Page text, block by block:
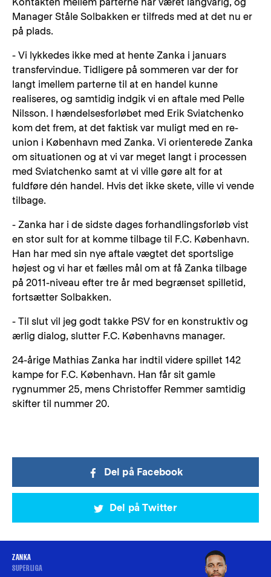
Manager Ståle Solbakken er tilfreds med at det nu er
på plads.
- Vi lykkedes ikke med at hente Zanka i januars
transfervindue. Tidligere på sommeren var der for
langt imellem parterne til at en handel kunne
realiseres, og samtidig indgik vi en aftale med Pelle
Nilsson. I hændelsesforløbet med Erik Sviatchenko
kom det frem, at det faktisk var muligt med en re-
union i København med Zanka. Vi orienterede Zanka
om situationen og at vi var meget langt i processen
med Sviatchenko samt at vi ville gøre alt for at
fuldføre dén handel. Hvis det ikke skete, ville vi vende
tilbage.
- Zanka har i de sidste dages forhandlingsforløb vist
en stor sult for at komme tilbage til F.C. København.
Han har med sin nye aftale vægtet det sportslige
højest og vi har et fælles mål om at få Zanka tilbage
på 2011-niveau efter tre år med begrænset spilletid,
fortsætter Solbakken.
- Til slut vil jeg godt takke PSV for en konstruktiv og
ærlig dialog, slutter F.C. Københavns manager.
24-årige Mathias Zanka har indtil videre spillet 142
kampe for F.C. København. Han får sit gamle
rygnummer 25, mens Christoffer Remmer samtidig
skifter til nummer 20.
Del på Facebook
Del på Twitter
ZANKA
SUPERLIGA